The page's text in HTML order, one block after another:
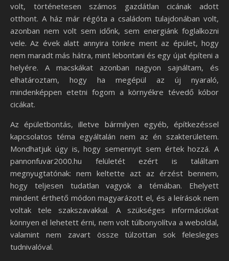
volt, történetesen számos gazdátlan cicának adott
otthont. A ház már régóta a családom tulajdonában volt,
azonban nem volt sem időnk, sem energiánk foglalkozni
vele. Az évek alatt annyira tönkre ment az épület, hogy
nem maradt más hátra, mint lebontani és egy újat építeni a
helyére. A macskákat azonban nagyon sajnáltam, és
elhatároztam, hogy ha megépül az új nyaraló,
mindenképpen etetni fogom a környékre tévedő kóbor
cicákat.
Az épületbontás, illetve bármilyen egyéb, építkezéssel
kapcsolatos téma egyáltalán nem az én szakterületem.
Mondhatjuk úgy is, hogy semennyit sem értek hozzá. A
pannonfuvar2000.hu felületét ezért is találtam
megnyugtatónak: nem keltette azt az érzést bennem,
hogy teljesen tudatlan vagyok a témában. Ehelyett
mindent érthető módon magyarázott el, és a leírások nem
voltak tele szakszavakkal. A szükséges információkat
könnyen el lehetett érni, nem volt túlbonyolítva a weboldal,
valamint nem zavart össze túlzottan sok felesleges
tudnivalóval.